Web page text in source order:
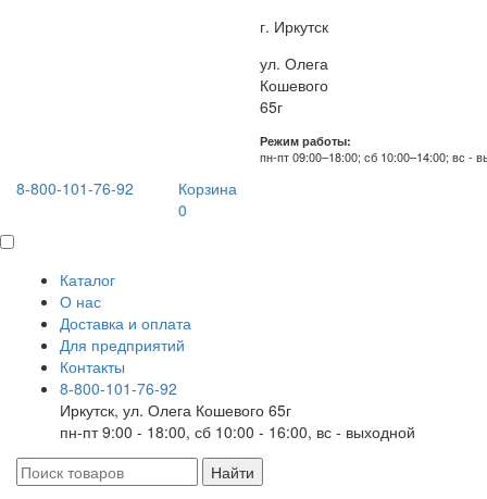
г. Иркутск
ул. Олега
Кошевого
65г
Режим работы:
пн-пт 09:00–18:00; сб 10:00–14:00; вс -
8-800-101-76-92
Корзина
0
Каталог
О нас
Доставка и оплата
Для предприятий
Контакты
8-800-101-76-92
Иркутск, ул. Олега Кошевого 65г
пн-пт 9:00 - 18:00, сб 10:00 - 16:00, вс - выходной